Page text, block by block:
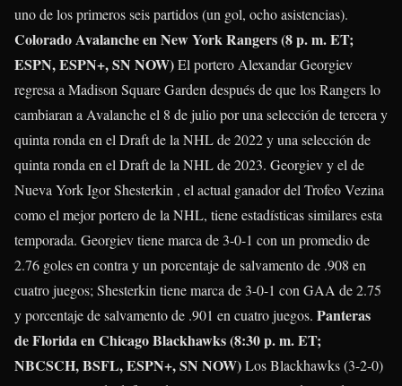
uno de los primeros seis partidos (un gol, ocho asistencias).
Colorado Avalanche en New York Rangers (8 p. m. ET;
ESPN, ESPN+, SN NOW)El porteroAlexandar Georgiev
regresa a Madison Square Garden después de que los Rangers lo
cambiaran a Avalanche el 8 de julio por una selección de tercera y
quinta ronda en el Draft de la NHL de 2022 y una selección de
quinta ronda en el Draft de la NHL de 2023. Georgiev y el de
Nueva YorkIgor Shesterkin , el actual ganador del Trofeo Vezina
como el mejor portero de la NHL, tiene estadísticas similares esta
temporada. Georgiev tiene marca de 3-0-1 con un promedio de
2.76 goles en contra y un porcentaje de salvamento de .908 en
cuatro juegos; Shesterkin tiene marca de 3-0-1 con GAA de 2.75
y porcentaje de salvamento de .901 en cuatro juegos. Panteras
de Florida en Chicago Blackhawks (8:30 p. m. ET;
NBCSCH, BSFL, ESPN+, SN NOW)Los Blackhawks (3-2-0)